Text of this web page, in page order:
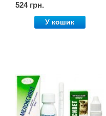
524 грн.
У кошик